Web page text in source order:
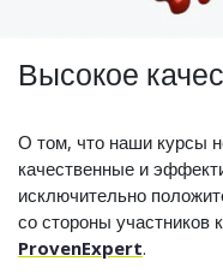
Высокое
О том, что наши курсы
качественные и
исключительно
со стороны участников
ProvenExpert.